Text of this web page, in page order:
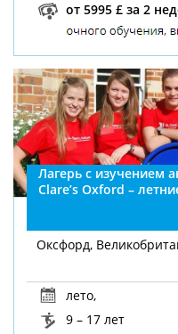
от 5995 £ за 2
Лагерь с изучением
Clare’s Oxford –
Оксфорд,
лето,
9 – 17 лет